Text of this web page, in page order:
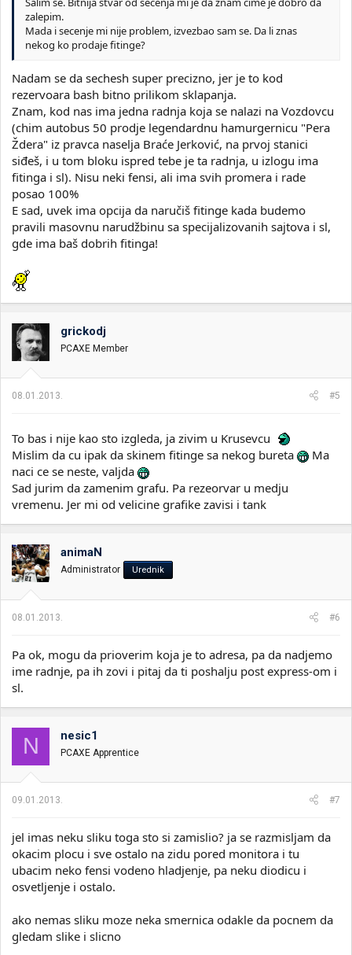
zalepim.
Mada i secenje mi nije problem, izvezbao sam se. Da li znas
nekog ko prodaje fitinge?
Nadam se da sechesh super precizno, jer je to kod
rezervoara bash bitno prilikom sklapanja.
Znam, kod nas ima jedna radnja koja se nalazi na Vozdovcu
(chim autobus 50 prodje legendardnu hamurgernicu "Pera
Ždera" iz pravca naselja Braće Jerković, na prvoj stanici
siđeš, i u tom bloku ispred tebe je ta radnja, u izlogu ima
fitinga i sl). Nisu neki fensi, ali ima svih promera i rade
posao 100%
E sad, uvek ima opcija da naručiš fitinge kada budemo
pravili masovnu narudžbinu sa specijalizovanih sajtova i sl,
gde ima baš dobrih fitinga!
grickodj
PCAXE Member
08.01.2013. #5
To bas i nije kao sto izgleda, ja zivim u Krusevcu
Mislim da cu ipak da skinem fitinge sa nekog bureta
Ma
naci ce se neste, valjda
Sad jurim da zamenim grafu. Pa rezeorvar u medju
vremenu. Jer mi od velicine grafike zavisi i tank
animaN
Administrator Urednik
08.01.2013. #6
Pa ok, mogu da prioverim koja je to adresa, pa da nadjemo
ime radnje, pa ih zovi i pitaj da ti poshalju post express-om i
sl.
N nesic1
PCAXE Apprentice
09.01.2013. #7
jel imas neku sliku toga sto si zamislio? ja se razmisljam da
okacim plocu i sve ostalo na zidu pored monitora i tu
ubacim neko fensi vodeno hladjenje, pa neku diodicu i
osvetljenje i ostalo.
ako nemas sliku moze neka smernica odakle da pocnem da
gledam slike i slicno